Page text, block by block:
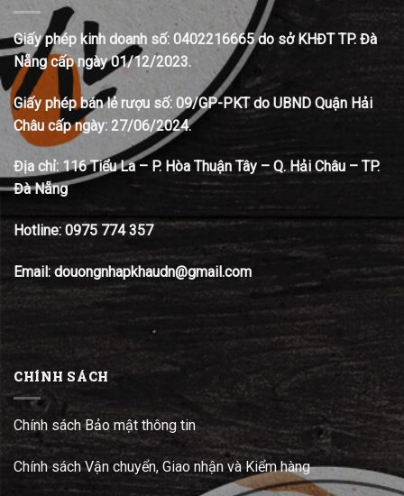
Giấy phép kinh doanh số: 0402216665 do sở KHĐT TP. Đà
Nẵng cấp ngày 01/12/2023.
Giấy phép bán lẻ rượu số: 09/GP-PKT do UBND Quận Hải
Châu cấp ngày: 27/06/2024.
Địa chỉ: 116 Tiểu La – P. Hòa Thuận Tây – Q. Hải Châu – TP.
Đà Nẵng
Hotline: 0975 774 357
Email: douongnhapkhaudn@gmail.com
CHÍNH SÁCH
Chính sách Bảo mật thông tin
Chính sách Vận chuyển, Giao nhận và Kiểm hàng